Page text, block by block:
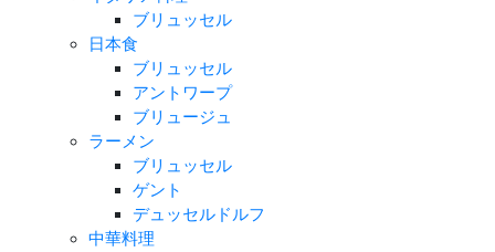
ブリュッセル
日本食
ブリュッセル
アントワープ
ブリュージュ
ラーメン
ブリュッセル
ゲント
デュッセルドルフ
中華料理